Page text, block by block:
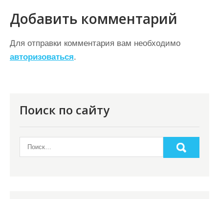
г
а
ц
и
Добавить комментарий
Для отправки комментария вам необходимо
авторизоваться.
Поиск по сайту